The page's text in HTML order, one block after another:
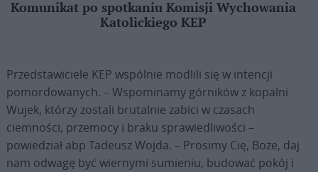
Komunikat po spotkaniu Komisji Wychowania
Katolickiego KEP
Przedstawiciele KEP wspólnie modlili się w intencji
pomordowanych. – Wspominamy górników z kopalni
Wujek, którzy zostali brutalnie zabici w czasach
ciemności, przemocy i braku sprawiedliwości –
powiedział abp Tadeusz Wojda. – Prosimy Cię, Boże, daj
nam odwagę być wiernymi sumieniu, budować pokój i